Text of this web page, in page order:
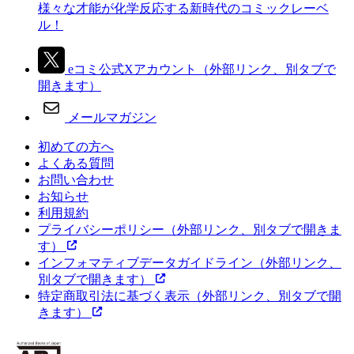
様々な才能が化学反応する新時代のコミックレーベ
ル！
eコミ公式Xアカウント
（外部リンク、別タブで
開きます）
メールマガジン
初めての方へ
よくある質問
お問い合わせ
お知らせ
利用規約
プライバシーポリシー （外部リンク、別タブで開きま
す）
インフォマティブデータガイドライン （外部リンク、
別タブで開きます）
特定商取引法に基づく表示 （外部リンク、別タブで開
きます）